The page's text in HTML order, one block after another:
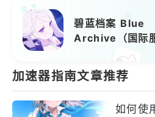
碧蓝档案 Blue
Archive（国际
加速器指南文章推荐
如何使